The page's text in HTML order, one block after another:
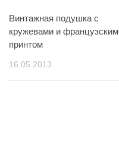
Винтажная подушка с
кружевами и французским
принтом
16.05.2013